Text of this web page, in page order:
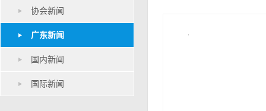
协会新闻
广东新闻
国内新闻
国际新闻